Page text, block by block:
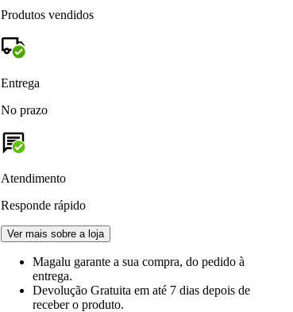
Produtos vendidos
Entrega
No prazo
Atendimento
Responde rápido
Ver mais sobre a loja
Magalu garante a sua compra, do pedido à
entrega.
Devolução Gratuita em até 7 dias depois de
receber o produto.